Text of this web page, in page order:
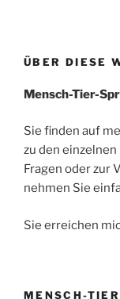
ÜBER DIESE
Mensch-Tier-
Sie finden auf
zu den
Fragen oder zur
nehmen Sie
Sie erreichen
MENSCH-